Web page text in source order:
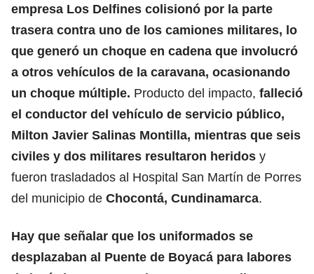
empresa Los Delfines colisionó por la parte
trasera contra uno de los camiones militares, lo
que generó un choque en cadena que involucró
a otros vehículos de la caravana, ocasionando
un choque múltiple. Producto del impacto, falleció
el conductor del vehículo de servicio público,
Milton Javier Salinas Montilla, mientras que seis
civiles y dos militares resultaron heridos y
fueron trasladados al Hospital San Martín de Porres
del municipio de Chocontá, Cundinamarca.
Hay que señalar que los uniformados se
desplazaban al Puente de Boyacá para labores